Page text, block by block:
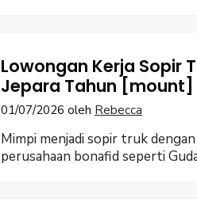
Lowongan Kerja Sopir
Jepara Tahun [mount]
01/07/2026 oleh Rebecca
Mimpi menjadi sopir truk
perusahaan bonafid seperti